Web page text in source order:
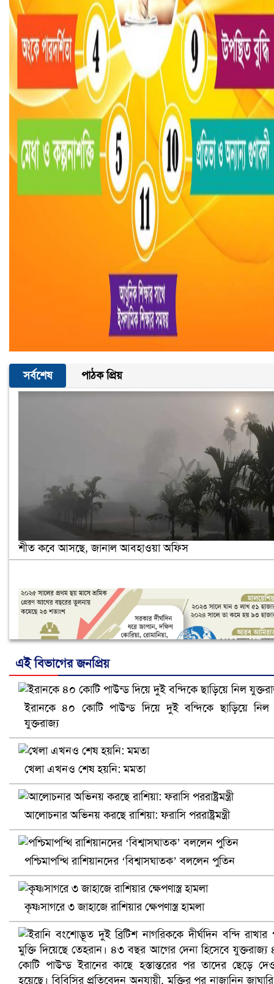
সর্বশেষ পাঠক প্রিয়
শীত কবে আসছে, জানাল আবহাওয়া অফিস
নানা সংকটে রিক্রুটিং এজেন্সি, হুমকির মুখে শ্রম রপ্তানি
খুলনায় বিএনপি অফিসে গুলি-বোমা হামলা, নিহত ১
এই বিভাগের জনপ্রিয়
ইরানকে ৪০ কোটি পাউন্ড দিয়ে দুই বন্দিকে ছাড়িয়ে নিল
যুক্তরাজ্য
খেলা এখনও শেষ হয়নি: মমতা
আলোচনার অভিনয় করছে রাশিয়া: ফরাসি পররাষ্ট্রমন্ত্রী
পশ্চিমাপন্থি রাশিয়ানদের ‘বিশ্বাসঘাতক’ বললেন পুতিন
কৃষ্ণসাগরে ৩ জাহাজে রাশিয়ার ক্ষেপণাস্ত্র হামলা